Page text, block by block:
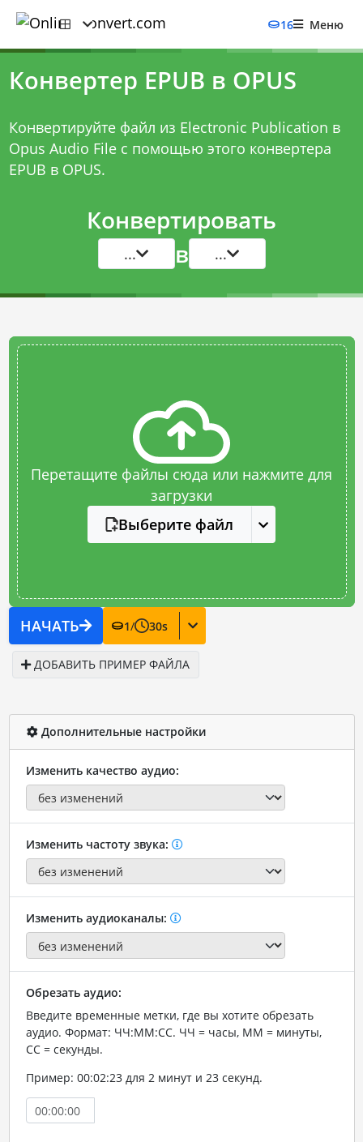
16 Меню
Конвертер EPUB в OPUS
Конвертируйте файл из Electronic Publication в
Opus Audio File с помощью этого конвертера
EPUB в OPUS.
Конвертировать
... в ...
Перетащите файлы сюда или нажмите для
загрузки
Выберите файл
НАЧАТЬ 1/ 30s
ДОБАВИТЬ ПРИМЕР ФАЙЛА
Дополнительные настройки
Изменить качество аудио:
Изменить частоту звука:
Изменить аудиоканалы:
Обрезать аудио:
Введите временные метки, где вы хотите обрезать
аудио. Формат: ЧЧ:ММ:СС. ЧЧ = часы, ММ = минуты,
СС = секунды.
Пример: 00:02:23 для 2 минут и 23 секунд.